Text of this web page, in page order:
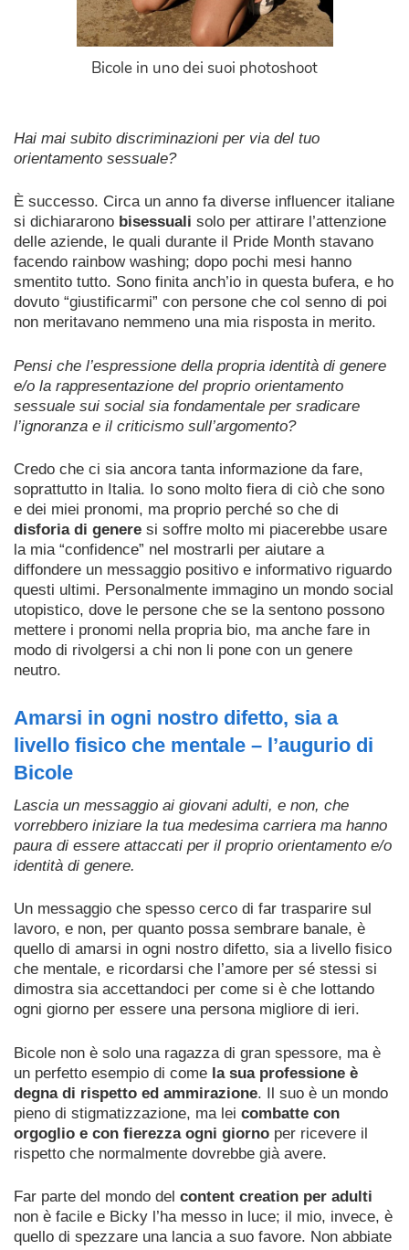
Bicole in uno dei suoi photoshoot
Hai mai subito discriminazioni per via del tuo
orientamento sessuale?
È successo. Circa un anno fa diverse influencer italiane
si dichiararono bisessuali solo per attirare l’attenzione
delle aziende, le quali durante il Pride Month stavano
facendo rainbow washing; dopo pochi mesi hanno
smentito tutto. Sono finita anch’io in questa bufera, e ho
dovuto “giustificarmi” con persone che col senno di poi
non meritavano nemmeno una mia risposta in merito.
Pensi che l’espressione della propria identità di genere
e/o la rappresentazione del proprio orientamento
sessuale sui social sia fondamentale per sradicare
l’ignoranza e il criticismo sull’argomento?
Credo che ci sia ancora tanta informazione da fare,
soprattutto in Italia. Io sono molto fiera di ciò che sono
e dei miei pronomi, ma proprio perché so che di
disforia di genere si soffre molto mi piacerebbe usare
la mia “confidence” nel mostrarli per aiutare a
diffondere un messaggio positivo e informativo riguardo
questi ultimi. Personalmente immagino un mondo social
utopistico, dove le persone che se la sentono possono
mettere i pronomi nella propria bio, ma anche fare in
modo di rivolgersi a chi non li pone con un genere
neutro.
Amarsi in ogni nostro difetto, sia a
livello fisico che mentale – l’augurio di
Bicole
Lascia un messaggio ai giovani adulti, e non, che
vorrebbero iniziare la tua medesima carriera ma hanno
paura di essere attaccati per il proprio orientamento e/o
identità di genere.
Un messaggio che spesso cerco di far trasparire sul
lavoro, e non, per quanto possa sembrare banale, è
quello di amarsi in ogni nostro difetto, sia a livello fisico
che mentale, e ricordarsi che l’amore per sé stessi si
dimostra sia accettandoci per come si è che lottando
ogni giorno per essere una persona migliore di ieri.
Bicole non è solo una ragazza di gran spessore, ma è
un perfetto esempio di come la sua professione è
degna di rispetto ed ammirazione. Il suo è un mondo
pieno di stigmatizzazione, ma lei combatte con
orgoglio e con fierezza ogni giorno per ricevere il
rispetto che normalmente dovrebbe già avere.
Far parte del mondo del content creation per adulti
non è facile e Bicky l’ha messo in luce; il mio, invece, è
quello di spezzare una lancia a suo favore. Non abbiate